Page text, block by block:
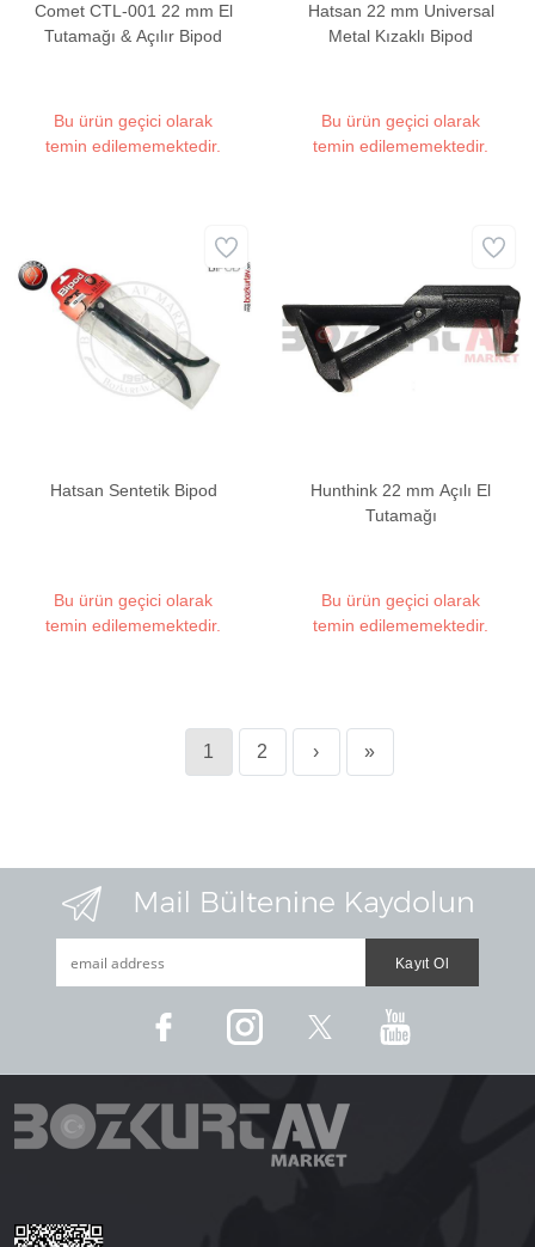
Comet CTL-001 22 mm El
Tutamağı & Açılır Bipod
Bu ürün geçici olarak
temin edilememektedir.
Hatsan 22 mm Universal
Metal Kızaklı Bipod
Bu ürün geçici olarak
temin edilememektedir.
Hatsan Sentetik Bipod
Bu ürün geçici olarak
temin edilememektedir.
Hunthink 22 mm Açılı El
Tutamağı
Bu ürün geçici olarak
temin edilememektedir.
1 2 › »